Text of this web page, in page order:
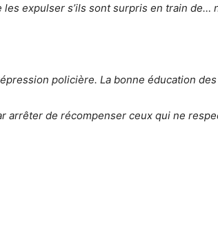
expulser s’ils sont surpris en train de…
policière. La bonne éducation
arrêter de récompenser ceux qui ne